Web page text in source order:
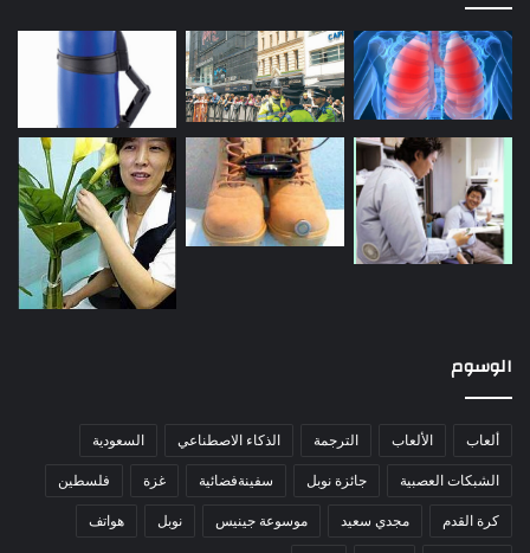
الوسوم
ألعاب الألعاب الترجمة الذكاء الاصطناعي السعودية
الشبكات العصبية جائزة نوبل سفينةفضائية غزة فلسطين
كرة القدم مجدي سعيد موسوعة جينيس نوبل هواتف